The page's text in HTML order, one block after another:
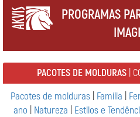
PROGRAMAS
PACOTES DE MOLDURAS|
Pacotes de molduras Família
ano
Natureza Estilos e